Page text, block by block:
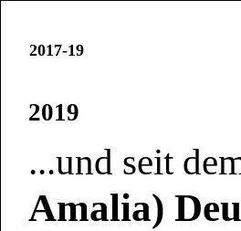
2017-19
2019
...und seit
Amalia)